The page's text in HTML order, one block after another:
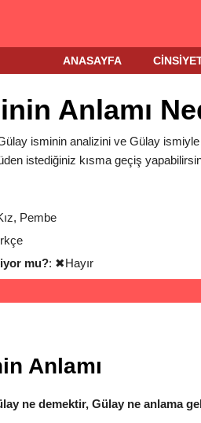
ANASAYFA
Anlamı
isminin analizini ve Gülay
istediğiniz kısma geçiş
Pembe
mu?: ✖Hayır
Anlamı
ne demektir, Gülay ne anlama